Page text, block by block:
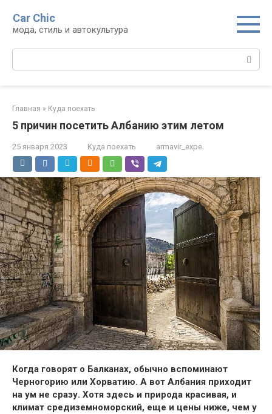
контенту
Car Chic
мода, стиль и автокультура
Поиск:
Главная » Куда поехать
5 причин посетить Албанию этим летом
25 января 2023 Куда поехать armavir_expe
Когда говорят о Балканах, обычно вспоминают
Черногорию или Хорватию. А вот Албания приходит
на ум не сразу. Хотя здесь и природа красивая, и
климат средиземноморский, еще и цены ниже, чем у